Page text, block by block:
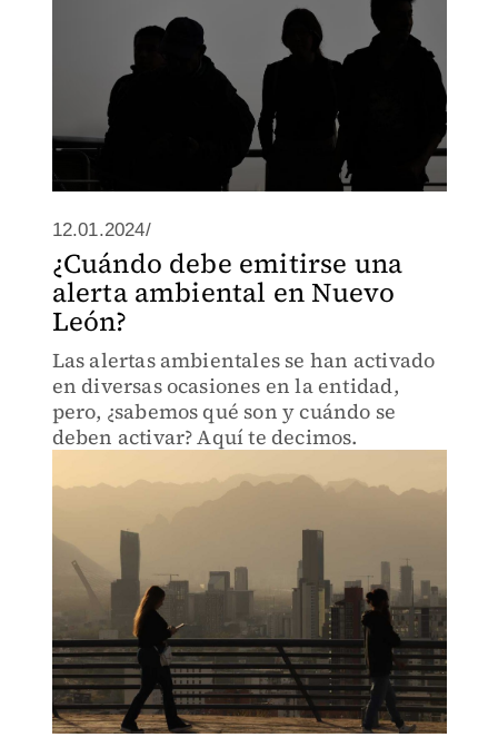
12.01.2024/
¿Cuándo debe emitirse una
alerta ambiental en Nuevo
León?
Las alertas ambientales se han activado
en diversas ocasiones en la entidad,
pero, ¿sabemos qué son y cuándo se
deben activar? Aquí te decimos.